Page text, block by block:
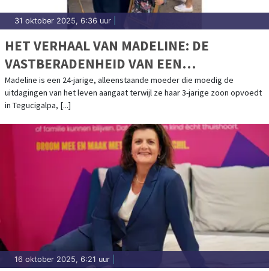
31 oktober 2025, 6:36 uur
HET VERHAAL VAN MADELINE: DE
VASTBERADENHEID VAN EEN
ALLEENSTAANDE MOEDER
Madeline is een 24-jarige, alleenstaande moeder die moedig de
uitdagingen van het leven aangaat terwijl ze haar 3-jarige zoon opvoedt
in Tegucigalpa, [...]
16 oktober 2025, 6:21 uur